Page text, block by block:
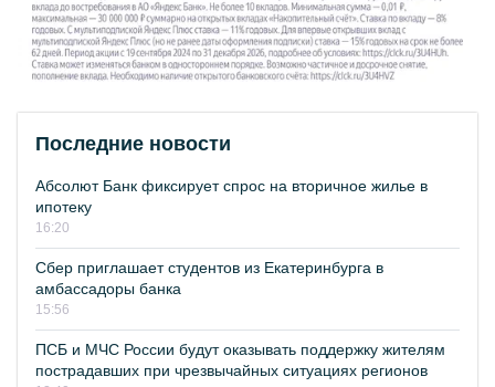
Последние новости
Абсолют Банк фиксирует спрос на вторичное жилье в
ипотеку
16:20
Сбер приглашает студентов из Екатеринбурга в
амбассадоры банка
15:56
ПСБ и МЧС России будут оказывать поддержку жителям
пострадавших при чрезвычайных ситуациях регионов